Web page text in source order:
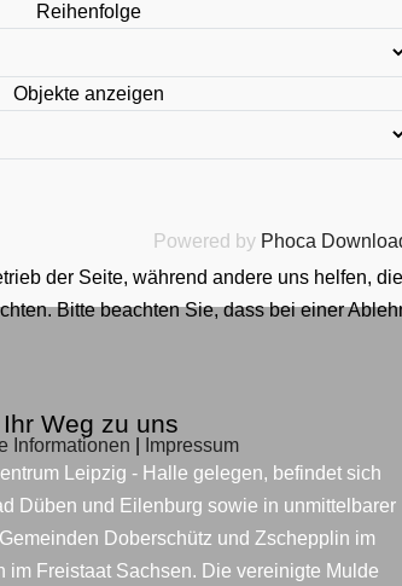
Reihenfolge
Objekte anzeigen
Powered by Phoca
Ihr Weg zu uns
Leipzig - Halle gelegen, befindet sich
Düben und Eilenburg sowie in unmittelbarer
Doberschütz und Zschepplin im
im Freistaat Sachsen. Die vereinigte Mulde
der Seite, während andere uns helfen,
Bitte beachten Sie, dass bei einer
Informationen Impressum